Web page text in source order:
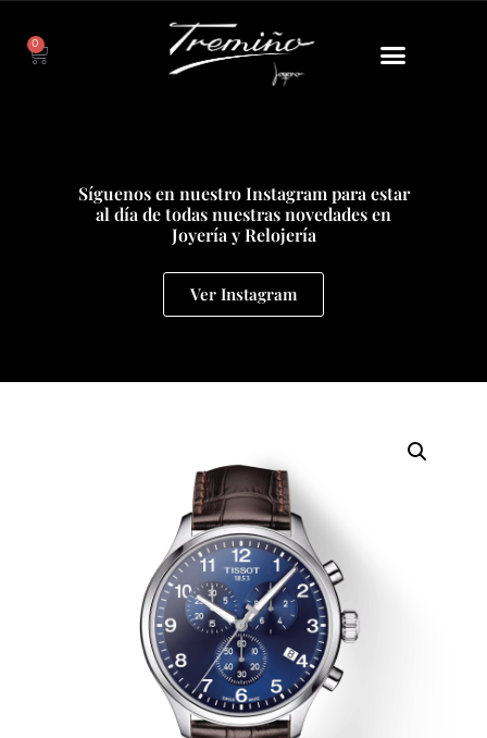
0
Síguenos en nuestro Instagram para estar
al día de todas nuestras novedades en
Joyería y Relojería
Ver Instagram